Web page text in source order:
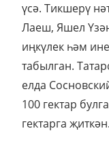
үсә. Тикшерү
Лаеш, Яшел
иңкүлек һәм
табылган.
елда
100 гектар
гектарга җиткән.